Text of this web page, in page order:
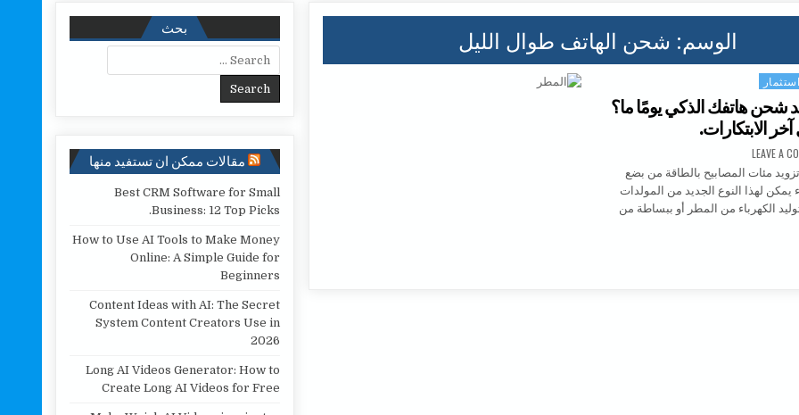
الوسم: شحن الهاتف طوال الليل
شحن هاتفك الذكي يومًا ما؟
الابتكارات.
LEAVE AON المطر سيعيد شحن هاتفك الذكي يومًا ما؟ إليك تفاصيل آخر الابتكارات.
مئات المصابيح بالطاقة من بضع
لهذا النوع الجديد من المولدات
توليد الكهرباء من المطر أو ببساطة من
بحث
Search for:
مقالات ممكن ان تستفيد منها
Best CRM Software for Small
Business: 12 Top Picks.
How to Use AI Tools to Make Money
Online: A Simple Guide for
Beginners
Content Ideas with AI: The Secret
System Content Creators Use in
2026
Long AI Videos Generator: How to
Create Long AI Videos for Free